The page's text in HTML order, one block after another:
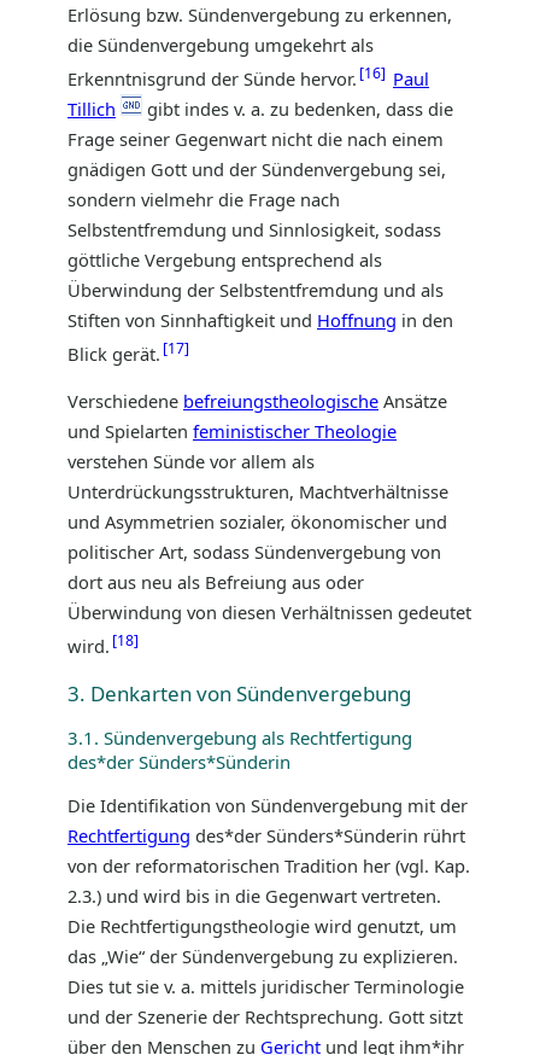
Erlösung bzw. Sündenvergebung zu erkennen,
die Sündenvergebung umgekehrt als
Erkenntnisgrund der Sünde hervor. 16
Paul
Tillich
gibt indes v. a. zu bedenken, dass die
Frage seiner Gegenwart nicht die nach einem
gnädigen Gott und der Sündenvergebung sei,
sondern vielmehr die Frage nach
Selbstentfremdung und Sinnlosigkeit, sodass
göttliche Vergebung entsprechend als
Überwindung der Selbstentfremdung und als
Stiften von Sinnhaftigkeit und Hoffnung in den
Blick gerät. 17
Verschiedene befreiungstheologische Ansätze
und Spielarten feministischer Theologie
verstehen Sünde vor allem als
Unterdrückungsstrukturen, Machtverhältnisse
und Asymmetrien sozialer, ökonomischer und
politischer Art, sodass Sündenvergebung von
dort aus neu als Befreiung aus oder
Überwindung von diesen Verhältnissen gedeutet
wird. 18
3. Denkarten von Sündenvergebung
3.1. Sündenvergebung als Rechtfertigung
des*der Sünders*Sünderin
Die Identifikation von Sündenvergebung mit der
Rechtfertigung des*der Sünders*Sünderin rührt
von der reformatorischen Tradition her (vgl. Kap.
2.3.) und wird bis in die Gegenwart vertreten.
Die Rechtfertigungstheologie wird genutzt, um
das „Wie“ der Sündenvergebung zu explizieren.
Dies tut sie v. a. mittels juridischer Terminologie
und der Szenerie der Rechtsprechung. Gott sitzt
über den Menschen zu Gericht und legt ihm*ihr